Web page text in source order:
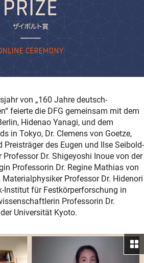
von „160 Jahre deutsch-
feierte die DFG gemeinsam mit dem
Hidenao Yanagi, und dem
in Tokyo, Dr. Clemens von Goetze,
Preisträger des Eugen und Ilse Seibold-
Professor Dr. Shigeyoshi Inoue von der
Professorin Dr. Regine Mathias von
Professor Dr. Hidenori
Institut für Festkörperforschung in
Professorin Dr.
Universität Kyoto.